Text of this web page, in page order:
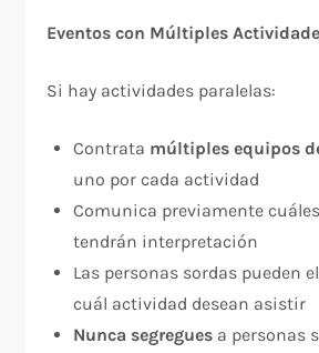
Eventos con Múltiples
Si hay actividades paralelas:​
Contrata múltiples equipos
uno por cada actividad​
Comunica previamente
tendrán interpretación
Las personas sordas pueden
cuál actividad desean asistir
Nunca segregues a personas